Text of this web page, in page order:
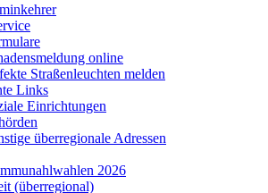
online
Straßenleuchten melden
Links
Einrichtungen
überregionale Adressen
2026
(überregional)